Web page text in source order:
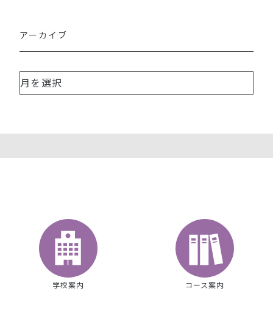
アーカイブ
学校案内 コース案内